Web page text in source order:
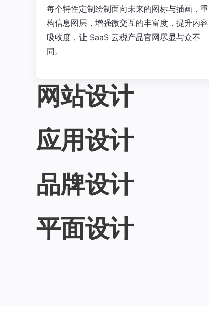
每个特性定制绘制面向未来的图标与插画，重
构信息图层，增强微交互的丰富度，提升内容
吸收度，让 SaaS 云税产品官网尽显与众不
同。
网站设计
应用设计
品牌设计
平面设计